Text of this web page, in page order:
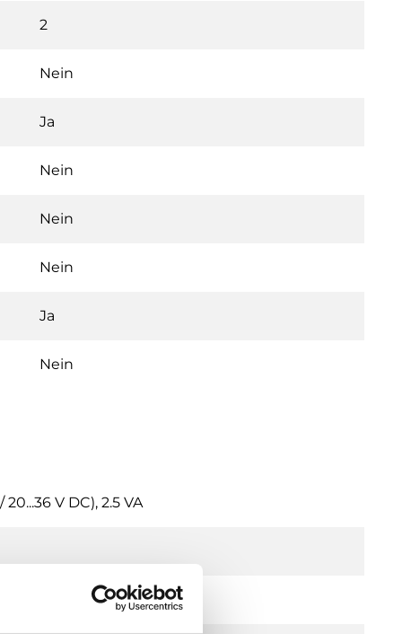
2
Nein
Ja
Nein
Nein
Nein
Ja
Nein
V DC), 2.5 VA